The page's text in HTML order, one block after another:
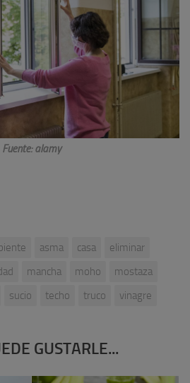
Fuente: alamy
asma casa
eliminar
mancha moho
mostaza
sucio techo truco vinagre
GUSTARLE...